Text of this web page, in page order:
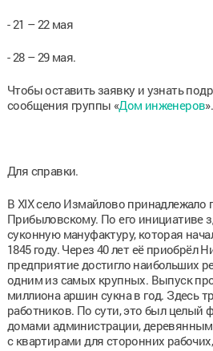
- 21 – 22 мая
- 28 – 29 мая.
Чтобы оставить заявку и узнать
сообщения группы «Дом инженеров».
Для справки.
В XIX село Измайлово
Прибыловскому. По его инициативе
суконную мануфактуру, которая
1845 году. Через 40 лет её приобрёл
предприятие достигло наибольших
одним из самых крупных. Выпуск
миллиона аршин сукна в год. Здесь
работников. По сути, это был целый
домами администрации,
с квартирами для сторонних